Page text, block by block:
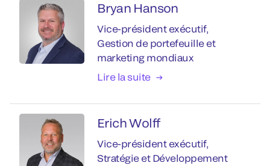
Bryan Hanson
Vice-président exécutif,
Gestion de portefeuille et
marketing mondiaux
Lire la suite
Erich Wolff
Vice-président exécutif,
Stratégie et Développement